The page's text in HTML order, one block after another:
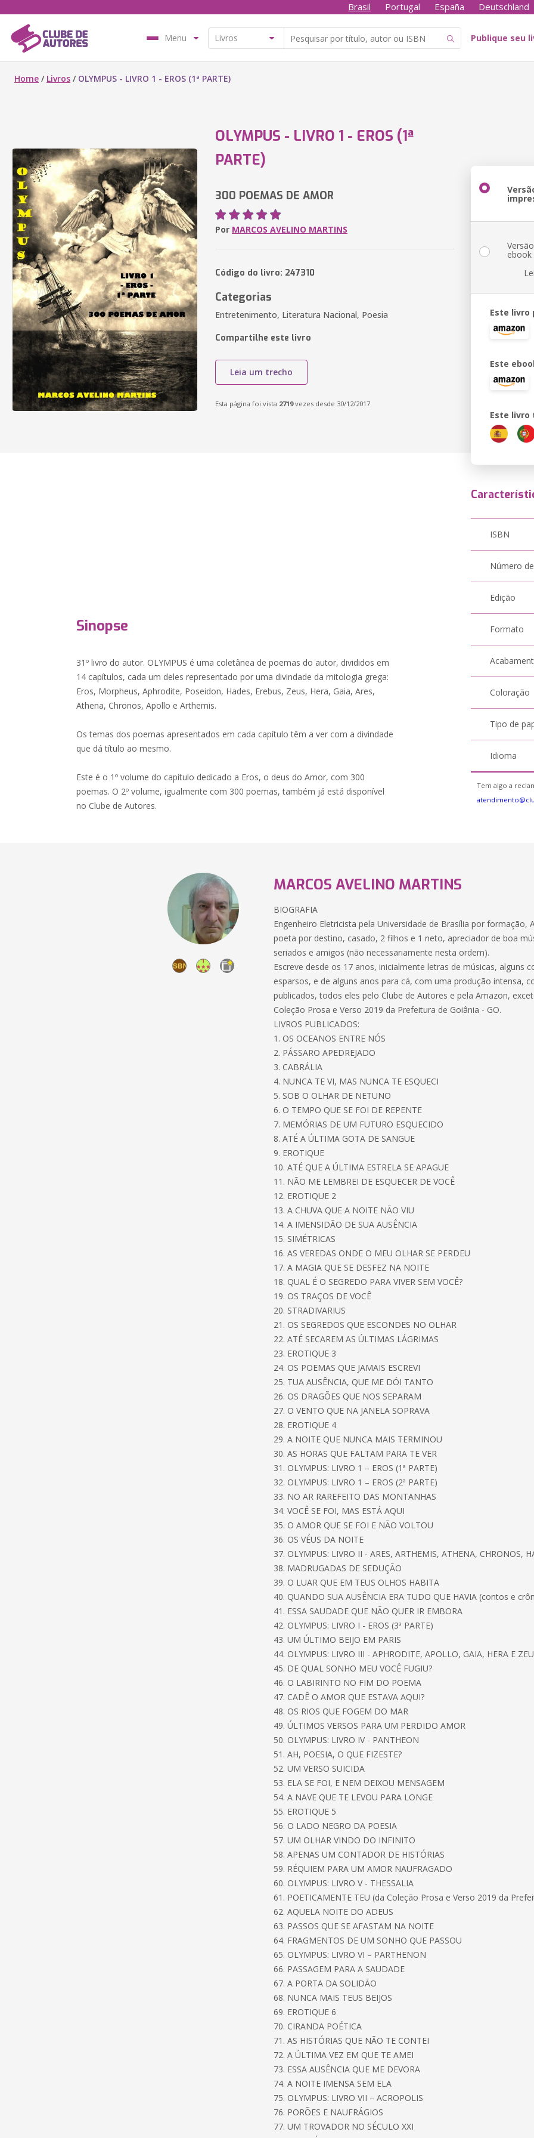
Brasil Portugal España Deutschland
Menu Publique seu
Home / Livros / OLYMPUS - LIVRO 1 - EROS (1ª PARTE)
OLYMPUS - LIVRO 1 - EROS (1ª
PARTE)
300 POEMAS DE AMOR
Por MARCOS AVELINO MARTINS
Código do livro: 247310
Categorias
Entretenimento, Literatura Nacional, Poesia
Compartilhe este livro
Leia um trecho
Esta página foi vista 2719vezes desde 30/12/2017
Versão
ebook
Este livro
Este
Este livro
Sinopse
31º livro do autor. OLYMPUS é uma coletânea de poemas do autor, divididos em
14 capítulos, cada um deles representado por uma divindade da mitologia grega:
Eros, Morpheus, Aphrodite, Poseidon, Hades, Erebus, Zeus, Hera, Gaia, Ares,
Athena, Chronos, Apollo e Arthemis.
Os temas dos poemas apresentados em cada capítulo têm a ver com a divindade
que dá título ao mesmo.
Este é o 1º volume do capítulo dedicado a Eros, o deus do Amor, com 300
poemas. O 2º volume, igualmente com 300 poemas, também já está disponível
no Clube de Autores.
ISBN
Número
Edição
Formato
Coloração
Tipo de
Idioma
Tem algo a
MARCOS AVELINO MARTINS
BIOGRAFIA
Engenheiro Eletricista pela Universidade de Brasília por formação,
poeta por destino, casado, 2 filhos e 1 neto, apreciador de boa
seriados e amigos (não necessariamente nesta ordem).
Escreve desde os 17 anos, inicialmente letras de músicas, alguns
esparsos, e de alguns anos para cá, com uma produção intensa,
publicados, todos eles pelo Clube de Autores e pela Amazon,
Coleção Prosa e Verso 2019 da Prefeitura de Goiânia - GO.
LIVROS PUBLICADOS:
1. OS OCEANOS ENTRE NÓS
2. PÁSSARO APEDREJADO
3. CABRÁLIA
4. NUNCA TE VI, MAS NUNCA TE ESQUECI
5. SOB O OLHAR DE NETUNO
6. O TEMPO QUE SE FOI DE REPENTE
7. MEMÓRIAS DE UM FUTURO ESQUECIDO
8. ATÉ A ÚLTIMA GOTA DE SANGUE
9. EROTIQUE
10. ATÉ QUE A ÚLTIMA ESTRELA SE APAGUE
11. NÃO ME LEMBREI DE ESQUECER DE VOCÊ
12. EROTIQUE 2
13. A CHUVA QUE A NOITE NÃO VIU
14. A IMENSIDÃO DE SUA AUSÊNCIA
15. SIMÉTRICAS
16. AS VEREDAS ONDE O MEU OLHAR SE PERDEU
17. A MAGIA QUE SE DESFEZ NA NOITE
18. QUAL É O SEGREDO PARA VIVER SEM VOCÊ?
19. OS TRAÇOS DE VOCÊ
20. STRADIVARIUS
21. OS SEGREDOS QUE ESCONDES NO OLHAR
22. ATÉ SECAREM AS ÚLTIMAS LÁGRIMAS
23. EROTIQUE 3
24. OS POEMAS QUE JAMAIS ESCREVI
25. TUA AUSÊNCIA, QUE ME DÓI TANTO
26. OS DRAGÕES QUE NOS SEPARAM
27. O VENTO QUE NA JANELA SOPRAVA
28. EROTIQUE 4
29. A NOITE QUE NUNCA MAIS TERMINOU
30. AS HORAS QUE FALTAM PARA TE VER
31. OLYMPUS: LIVRO 1 – EROS (1ª PARTE)
32. OLYMPUS: LIVRO 1 – EROS (2ª PARTE)
33. NO AR RAREFEITO DAS MONTANHAS
34. VOCÊ SE FOI, MAS ESTÁ AQUI
35. O AMOR QUE SE FOI E NÃO VOLTOU
36. OS VÉUS DA NOITE
37. OLYMPUS: LIVRO II - ARES, ARTHEMIS, ATHENA, CHRONOS,
38. MADRUGADAS DE SEDUÇÃO
39. O LUAR QUE EM TEUS OLHOS HABITA
40. QUANDO SUA AUSÊNCIA ERA TUDO QUE HAVIA (contos e
41. ESSA SAUDADE QUE NÃO QUER IR EMBORA
42. OLYMPUS: LIVRO I - EROS (3ª PARTE)
43. UM ÚLTIMO BEIJO EM PARIS
44. OLYMPUS: LIVRO III - APHRODITE, APOLLO, GAIA, HERA E
45. DE QUAL SONHO MEU VOCÊ FUGIU?
46. O LABIRINTO NO FIM DO POEMA
47. CADÊ O AMOR QUE ESTAVA AQUI?
48. OS RIOS QUE FOGEM DO MAR
49. ÚLTIMOS VERSOS PARA UM PERDIDO AMOR
50. OLYMPUS: LIVRO IV - PANTHEON
51. AH, POESIA, O QUE FIZESTE?
52. UM VERSO SUICIDA
53. ELA SE FOI, E NEM DEIXOU MENSAGEM
54. A NAVE QUE TE LEVOU PARA LONGE
55. EROTIQUE 5
56. O LADO NEGRO DA POESIA
57. UM OLHAR VINDO DO INFINITO
58. APENAS UM CONTADOR DE HISTÓRIAS
59. RÉQUIEM PARA UM AMOR NAUFRAGADO
60. OLYMPUS: LIVRO V - THESSALIA
61. POETICAMENTE TEU (da Coleção Prosa e Verso 2019 da
62. AQUELA NOITE DO ADEUS
63. PASSOS QUE SE AFASTAM NA NOITE
64. FRAGMENTOS DE UM SONHO QUE PASSOU
65. OLYMPUS: LIVRO VI – PARTHENON
66. PASSAGEM PARA A SAUDADE
67. A PORTA DA SOLIDÃO
68. NUNCA MAIS TEUS BEIJOS
69. EROTIQUE 6
70. CIRANDA POÉTICA
71. AS HISTÓRIAS QUE NÃO TE CONTEI
72. A ÚLTIMA VEZ EM QUE TE AMEI
73. ESSA AUSÊNCIA QUE ME DEVORA
74. A NOITE IMENSA SEM ELA
75. OLYMPUS: LIVRO VII – ACROPOLIS
76. PORÕES E NAUFRÁGIOS
77. UM TROVADOR NO SÉCULO XXI